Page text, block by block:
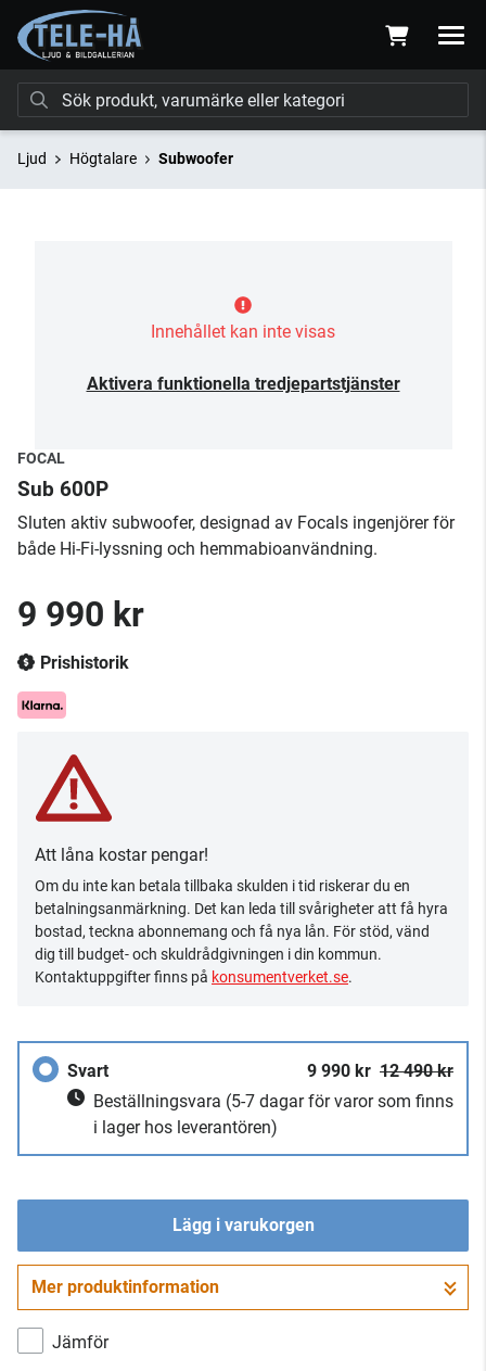
Ljud Högtalare Subwoofer
Innehållet kan inte visas
Aktivera funktionella tredjepartstjänster
FOCAL
Sub 600P
Sluten aktiv subwoofer, designad av Focals ingenjörer för
både Hi-Fi-lyssning och hemmabioanvändning.
9 990 kr
Prishistorik
Att låna kostar pengar!
Om du inte kan betala tillbaka skulden i tid riskerar du en
betalningsanmärkning. Det kan leda till svårigheter att få hyra
bostad, teckna abonnemang och få nya lån. För stöd, vänd
dig till budget- och skuldrådgivningen i din kommun.
Kontaktuppgifter finns på konsumentverket.se.
Svart 9 990 kr 12 490 kr
Beställningsvara (5-7 dagar för varor som finns
i lager hos leverantören)
Lägg i varukorgen
Gå till kassan
Mer produktinformation
Jämför